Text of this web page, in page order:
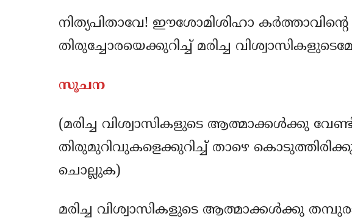
നിത്യപിതാവേ! ഈശോമിശിഹാ
തിരുച്ചോരയെക്കുറിച്ച് മരിച്ച
സൂചന
(മരിച്ച വിശ്വാസികളുടെ ആത്മാക്കള്‍ക്കു
തിരുമുറിവുകളെക്കുറിച്ച് താഴെ
ചൊല്ലുക)
മരിച്ച വിശ്വാസികളുടെ ആത്മാക്കള്‍ക്കു